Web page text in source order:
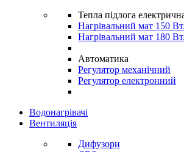
Тепла підлога
Нагрівальний мат 150
Нагрівальний мат 180
Автоматика
Регулятор механічний
Регулятор електронний
Водонагрівачі
Вентиляція
Дифузори